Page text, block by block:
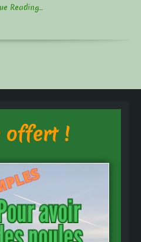
Reading...
offert !